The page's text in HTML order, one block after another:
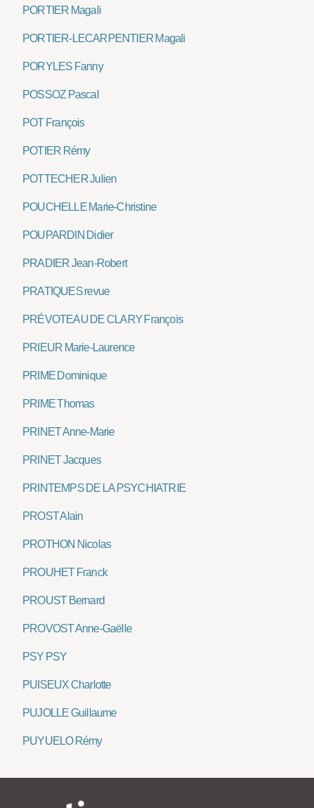
PORTIER Magali
PORTIER-LECARPENTIER Magali
PORYLES Fanny
POSSOZ Pascal
POT François
POTIER Rémy
POTTECHER Julien
POUCHELLE Marie-Christine
POUPARDIN Didier
PRADIER Jean-Robert
PRATIQUES revue
PRÉVOTEAU DE CLARY François
PRIEUR Marie-Laurence
PRIME Dominique
PRIME Thomas
PRINET Anne-Marie
PRINET Jacques
PRINTEMPS DE LA PSYCHIATRIE
PROST Alain
PROTHON Nicolas
PROUHET Franck
PROUST Bernard
PROVOST Anne-Gaëlle
PSY PSY
PUISEUX Charlotte
PUJOLLE Guillaume
PUYUELO Rémy